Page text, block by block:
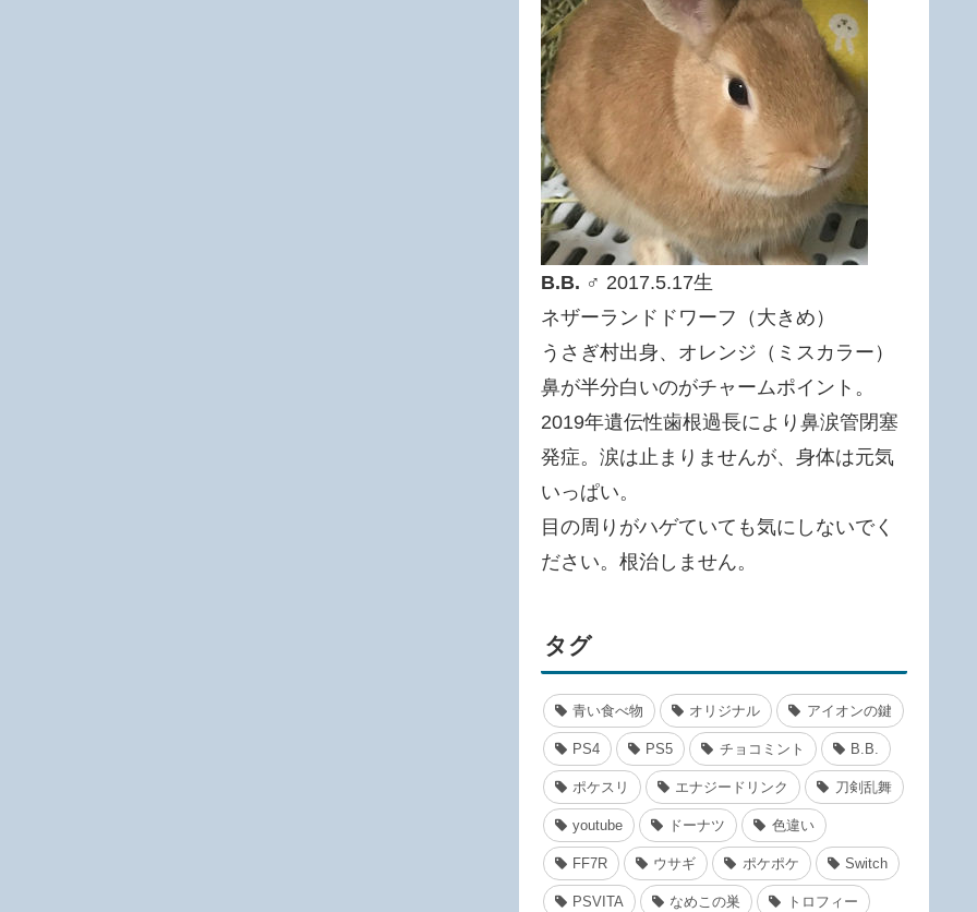
B.B. ♂ 2017.5.17生
ネザーランドドワーフ（大きめ）
うさぎ村出身、オレンジ（ミスカラー）
鼻が半分白いのがチャームポイント。
2019年遺伝性歯根過長により鼻涙管閉塞
発症。涙は止まりませんが、身体は元気
いっぱい。
目の周りがハゲていても気にしないでく
ださい。根治しません。
タグ
青い食べ物 オリジナル アイオンの鍵
PS4 PS5 チョコミント B.B.
ポケスリ エナジードリンク 刀剣乱舞
youtube ドーナツ 色違い
FF7R ウサギ ポケポケ Switch
PSVITA なめこの巣 トロフィー